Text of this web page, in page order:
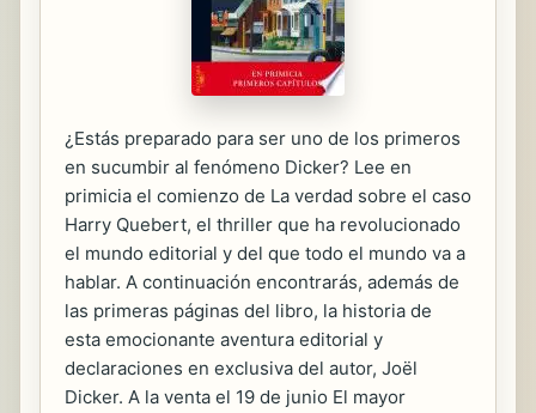
¿Estás preparado para ser uno de los primeros
en sucumbir al fenómeno Dicker? Lee en
primicia el comienzo de La verdad sobre el caso
Harry Quebert, el thriller que ha revolucionado
el mundo editorial y del que todo el mundo va a
hablar. A continuación encontrarás, además de
las primeras páginas del libro, la historia de
esta emocionante aventura editorial y
declaraciones en exclusiva del autor, Joël
Dicker. A la venta el 19 de junio El mayor